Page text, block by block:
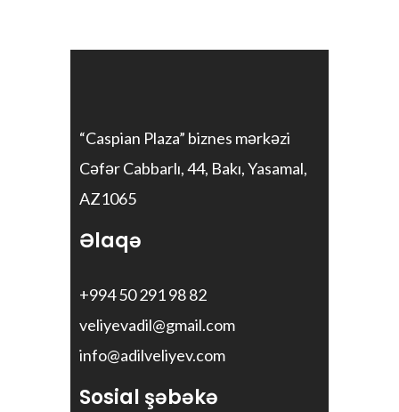
“Caspian Plaza” biznes mərkəzi
Cəfər Cabbarlı, 44, Bakı, Yasamal,
AZ1065
Əlaqə
+994 50 291 98 82
veliyevadil@gmail.com
info@adilveliyev.com
Sosial şəbəkə